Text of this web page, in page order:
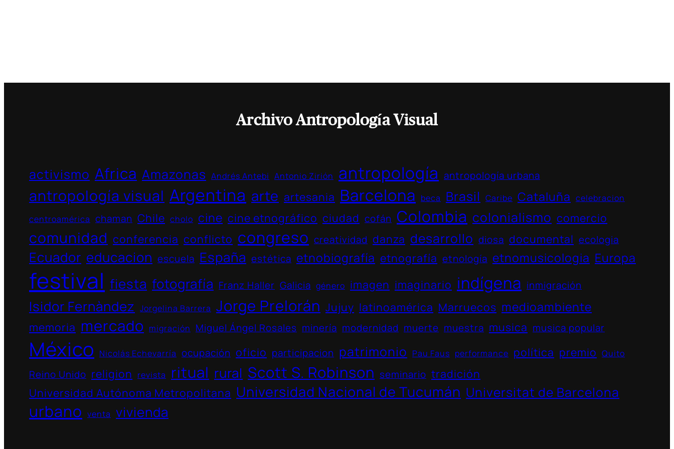
Archivo Antropología Visual
activismo Africa Amazonas Andrés Antebi Antonio Zirión antropología antropología urbana
antropología visual Argentina arte artesania Barcelona beca Brasil Caribe Cataluña celebracion
centroamérica chaman Chile cholo cine cine etnográfico ciudad cofán Colombia colonialismo comercio
comunidad conferencia conflicto congreso creatividad danza desarrollo diosa documental ecologia
Ecuador educacion escuela España estética etnobiografía etnografía etnología etnomusicologia Europa
festival fiesta fotografía Franz Haller Galicia género imagen imaginario indígena inmigración
Isidor Fernàndez Jorgelina Barrera Jorge Prelorán Jujuy latinoamérica Marruecos medioambiente
memoria mercado migración Miguel Ángel Rosales minería modernidad muerte muestra musica musica popular
México Nicolás Echevarría ocupación oficio participacion patrimonio Pau Faus performance política premio Quito
Reino Unido religion revista ritual rural Scott S. Robinson seminario tradición
Universidad Autónoma Metropolitana Universidad Nacional de Tucumán Universitat de Barcelona
urbano venta vivienda